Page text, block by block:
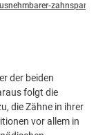
der beiden
folgt die
die Zähne in ihrer
vor allem in